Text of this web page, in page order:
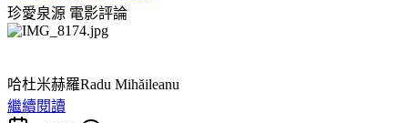
珍愛泉源 電影評論
哈杜米赫羅Radu Mihăileanu
繼續閱讀